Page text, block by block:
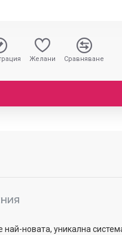
Желани Сравняване
най-новата, уникална